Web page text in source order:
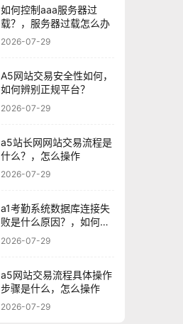
如何控制aaa服务器过
载？，服务器过载怎么办
2026-07-29
A5网站交易安全性如何，
如何辨别正规平台？
2026-07-29
a5站长网网站交易流程是
什么？，怎么操作
2026-07-29
a1考勤系统数据库连接失
败是什么原因？，如何解
决？
2026-07-29
a5网站交易流程具体操作
步骤是什么，怎么操作
2026-07-29